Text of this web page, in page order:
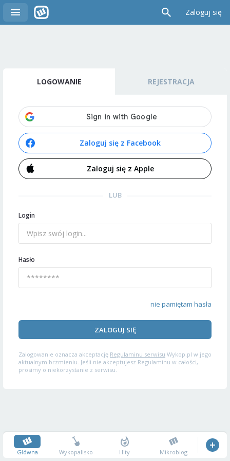
Zaloguj się
LOGOWANIE REJESTRACJA
Zaloguj się z Facebook
Zaloguj się z Apple
LUB
Login
Hasło
nie pamiętam hasła
ZALOGUJ SIĘ
Zalogowanie oznacza akceptację Regulaminu serwisu Wykop.pl w jego
aktualnym brzmieniu. Jeśli nie akceptujesz Regulaminu w całości,
prosimy o niekorzystanie z serwisu.
Główna Wykopalisko Hity Mikroblog